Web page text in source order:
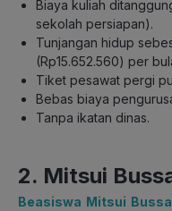
Biaya kuliah
sekolah persiapan).
Tunjangan hidup
(Rp15.652.560) per
Tiket pesawat pergi
Bebas biaya
Tanpa ikatan dinas.
2. Mitsui
Beasiswa Mitsui